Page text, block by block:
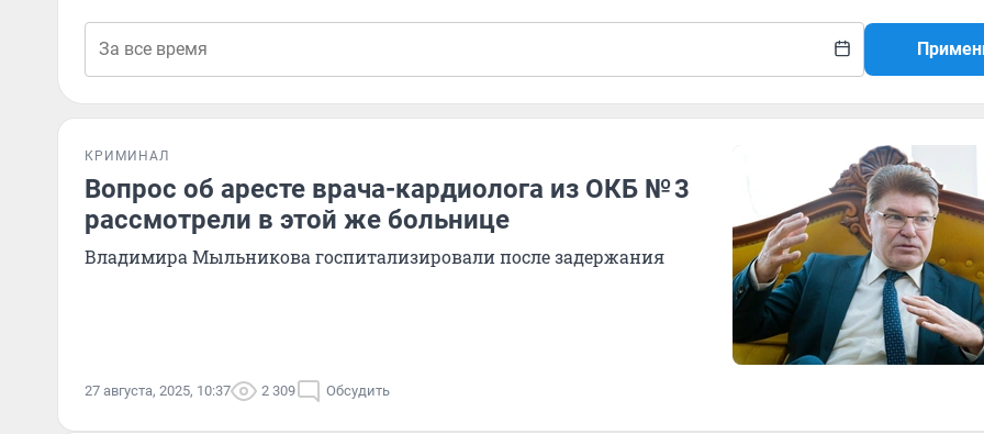
КРИМИНАЛ
Вопрос об аресте врача-кардиолога из ОКБ № 3
рассмотрели в этой же больнице
Владимира Мыльникова госпитализировали после задержания
27 августа, 2025, 10:37 2 309 Обсудить